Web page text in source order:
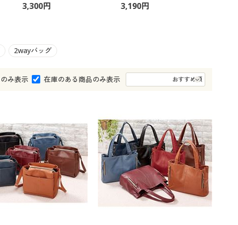
3,300円 3,190円
2wayバッグ
み表示 在庫のある商品のみ表示